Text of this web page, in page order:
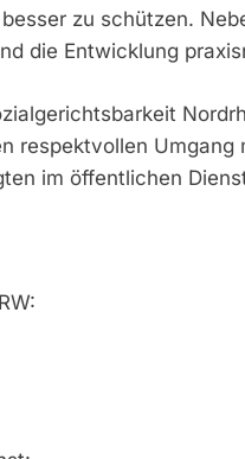
zu schützen.
die Entwicklung
respektvollen Umgang
im öffentlichen